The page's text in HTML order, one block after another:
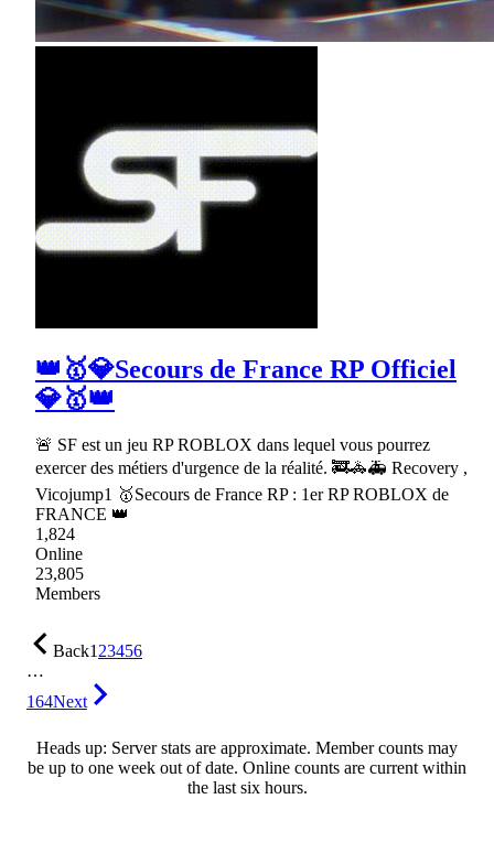
👑🥇💎Secours de France RP Officiel
💎🥇👑
🚨 SF est un jeu RP ROBLOX dans lequel vous pourrez
exercer des métiers d'urgence de la réalité. 🚒🚓🚑 Recovery ,
Vicojump1 🥇Secours de France RP : 1er RP ROBLOX de
FRANCE 👑
1,824
Online
23,805
Members
Back123456
…
164Next
Heads up: Server stats are approximate. Member counts may
be up to one week out of date. Online counts are current within
the last six hours.